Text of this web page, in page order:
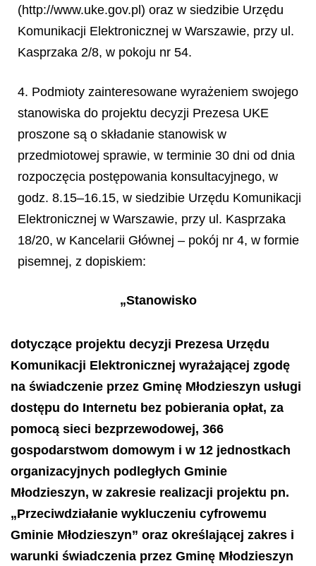
(http://www.uke.gov.pl) oraz w siedzibie Urzędu
Komunikacji Elektronicznej w Warszawie, przy ul.
Kasprzaka 2/8, w pokoju nr 54.
4. Podmioty zainteresowane wyrażeniem swojego
stanowiska do projektu decyzji Prezesa UKE
proszone są o składanie stanowisk w
przedmiotowej sprawie, w terminie 30 dni od dnia
rozpoczęcia postępowania konsultacyjnego, w
godz. 8.15–16.15, w siedzibie Urzędu Komunikacji
Elektronicznej w Warszawie, przy ul. Kasprzaka
18/20, w Kancelarii Głównej – pokój nr 4, w formie
pisemnej, z dopiskiem:
„Stanowisko
dotyczące projektu decyzji Prezesa Urzędu
Komunikacji Elektronicznej wyrażającej zgodę
na świadczenie przez Gminę Młodzieszyn usługi
dostępu do Internetu bez pobierania opłat, za
pomocą sieci bezprzewodowej, 366
gospodarstwom domowym i w 12 jednostkach
organizacyjnych podległych Gminie
Młodzieszyn, w zakresie realizacji projektu pn.
„Przeciwdziałanie wykluczeniu cyfrowemu
Gminie Młodzieszyn” oraz określającej zakres i
warunki świadczenia przez Gminę Młodzieszyn